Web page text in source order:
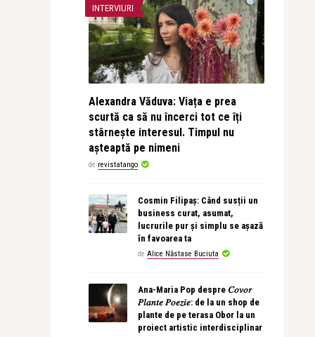
INTERVIURI
Alexandra Văduva: Viața e prea
scurtă ca să nu încerci tot ce îți
stârnește interesul. Timpul nu
așteaptă pe nimeni
de revistatango
Cosmin Filipaș: Când susții un
business curat, asumat,
lucrurile pur și simplu se așază
în favoarea ta
de Alice Năstase Buciuta
Ana-Maria Pop despre 𝐶𝑜𝑣𝑜𝑟
𝑃𝑙𝑎𝑛𝑡𝑒 𝑃𝑜𝑒𝑧𝑖𝑒: de la un shop de
plante de pe terasa Obor la un
proiect artistic interdisciplinar